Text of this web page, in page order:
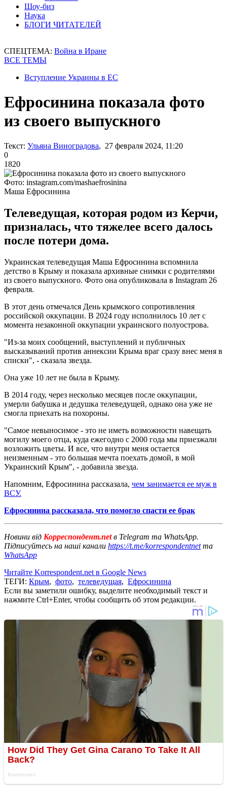
Шоу-биз
Наука
БЛОГИ ЧИТАТЕЛЕЙ
СПЕЦТЕМА: Война в Иране
ВСЕ ТЕМЫ
Вступление Украины в ЕС
Ефросинина показала фото
из своего выпускного
Текст: Ульяна Виноградова, 27 февраля 2024, 11:20
0
1820
Фото: instagram.com/mashaefrosinina
Маша Ефросинина
Телеведущая, которая родом из Керчи,
призналась, что тяжелее всего далось
после потери дома.
Украинская телеведущая Маша Ефросинина вспомнила
детство в Крыму и показала архивные снимки с родителями
из своего выпускного. Фото она опубликовала в Instagram 26
февраля.
В этот день отмечался День крымского сопротивления
российской оккупации. В 2024 году исполнилось 10 лет с
момента незаконной оккупации украинского полуострова.
"Из-за моих сообщений, выступлений и публичных
высказываний против аннексии Крыма враг сразу внес меня в
списки", - сказала звезда.
Она уже 10 лет не была в Крыму.
В 2014 году, через несколько месяцев после оккупации,
умерли бабушка и дедушка телеведущей, однако она уже не
смогла приехать на похороны.
"Самое невыносимое - это не иметь возможности навещать
могилу моего отца, куда ежегодно с 2000 года мы приезжали
возложить цветы. И все, что внутри меня остается
неизменным - это большая мечта поехать домой, в мой
Украинский Крым", - добавила звезда.
Напомним, Ефросинина рассказала, чем занимается ее муж в
ВСУ.
Ефросинина рассказала, что помогло спасти ее брак
Новини від Корреспондент.netв Telegram та WhatsApp.
Підписуйтесь на наші канали https://t.me/korrespondentnetта
WhatsApp
Читайте Korrespondent.net в Google News
ТЕГИ: Крым, фото, телеведущая, Ефросинина
Если вы заметили ошибку, выделите необходимый текст и
нажмите Ctrl+Enter, чтобы сообщить об этом редакции.